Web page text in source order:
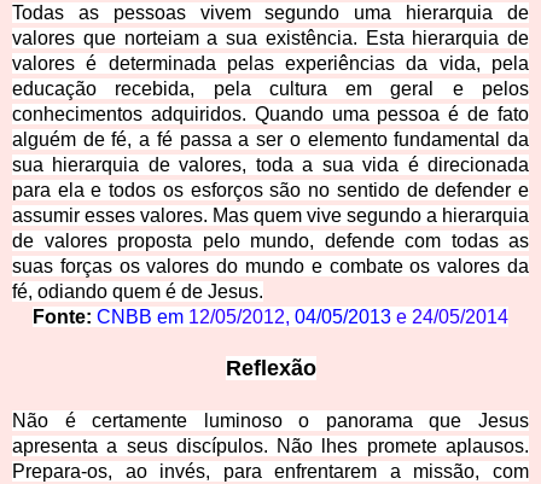
Todas as pessoas vivem segundo uma hierarquia de
valores que norteiam a sua existência. Esta hierarquia de
valores é determinada pelas experiências da vida, pela
educação recebida, pela cultura em geral e pelos
conhecimentos adquiridos. Quando uma pessoa é de fato
alguém de fé, a fé passa a ser o elemento fundamental da
sua hierarquia de valores, toda a sua vida é direcionada
para ela e todos os esforços são no sentido de defender e
assumir esses valores. Mas quem vive segundo a hierarquia
de valores proposta pelo mundo, defende com todas as
suas forças os valores do mundo e combate os valores da
fé, odiando quem é de Jesus.
Fonte: CNBB em 12/05/2012, 04/05/2013 e 24/05/2014
Reflexão
Não é certamente luminoso o panorama que Jesus
apresenta a seus discípulos. Não lhes promete aplausos.
Prepara-os, ao invés, para enfrentarem a missão, com